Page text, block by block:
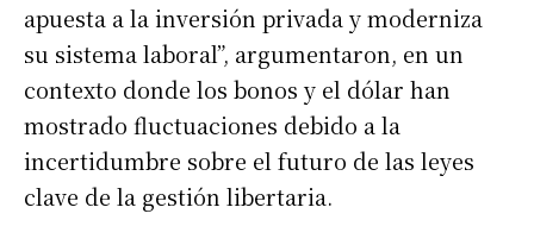
apuesta a la inversión privada y moderniza
su sistema laboral”, argumentaron, en un
contexto donde los bonos y el dólar han
mostrado fluctuaciones debido a la
incertidumbre sobre el futuro de las leyes
clave de la gestión libertaria.